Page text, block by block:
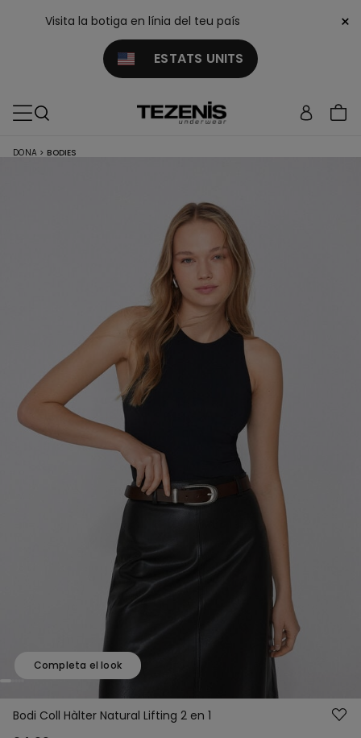
Visita la botiga en línia del teu país
ESTATS UNITS
×
DONA > BODIES
Completa el look
Bodi Coll Hàlter Natural Lifting 2 en 1